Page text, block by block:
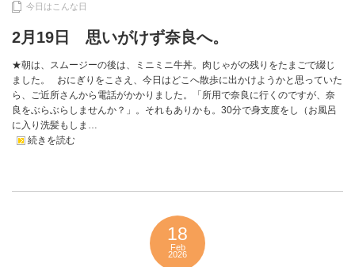
今日はこんな日
2月19日 思いがけず奈良へ。
★朝は、スムージーの後は、ミニミニ牛丼。肉じゃがの残りをたまごで綴じ
ました。 おにぎりをこさえ、今日はどこへ散歩に出かけようかと思っていた
ら、ご近所さんから電話がかかりました。「所用で奈良に行くのですが、奈
良をぶらぶらしませんか？」。それもありかも。30分で身支度をし（お風呂
に入り洗髪もしま…
続きを読む
18
Feb
2026